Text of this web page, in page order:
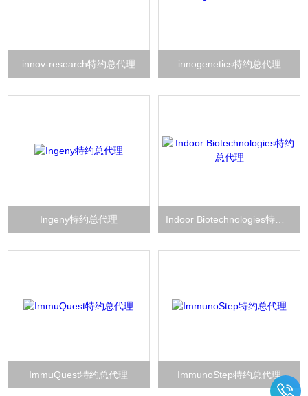
innov-research特约总代理 innogenetics特约总代理
Ingeny特约总代理
ImmuQuest特约总代理 ImmunoStep特约总代理